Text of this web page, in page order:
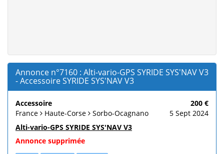
Annonce n°7160 : Alti-vario-GPS SYRIDE SYS'NAV V3
- Accessoire SYRIDE SYS'NAV V3
Accessoire
200 €
France
Haute-Corse Sorbo-Ocagnano
5 Sept 2024
Alti-vario-GPS SYRIDE SYS'NAV V3
Annonce supprimée